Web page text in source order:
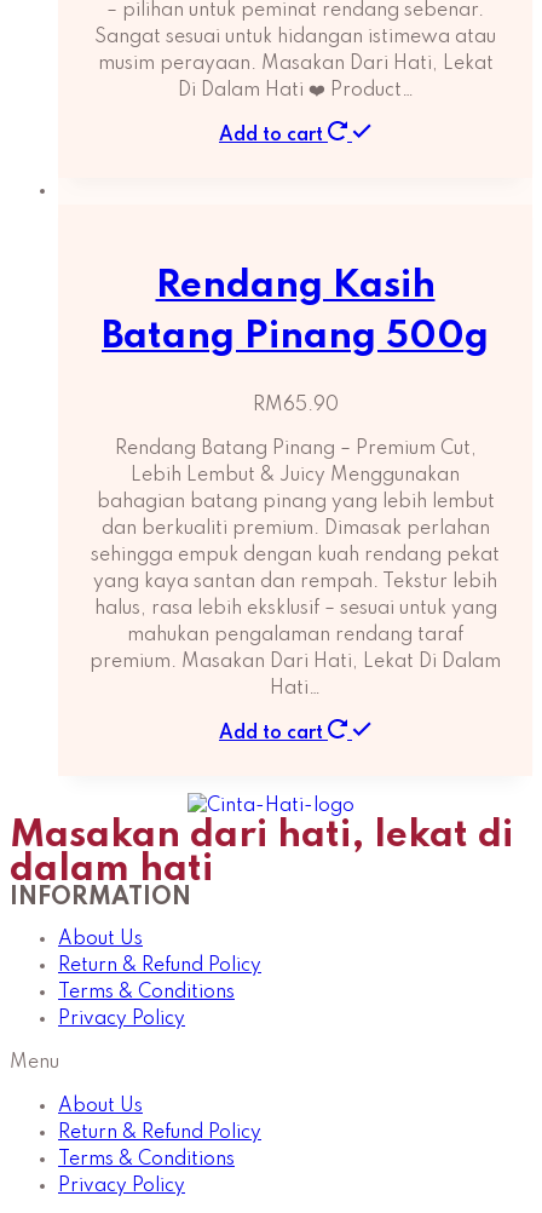
– pilihan untuk peminat rendang sebenar.
Sangat sesuai untuk hidangan istimewa atau
musim perayaan. Masakan Dari Hati, Lekat
Di Dalam Hati ❤️ Product…
Add to cart
Rendang Kasih
Batang Pinang 500g
RM65.90
Rendang Batang Pinang – Premium Cut,
Lebih Lembut & Juicy Menggunakan
bahagian batang pinang yang lebih lembut
dan berkualiti premium. Dimasak perlahan
sehingga empuk dengan kuah rendang pekat
yang kaya santan dan rempah. Tekstur lebih
halus, rasa lebih eksklusif – sesuai untuk yang
mahukan pengalaman rendang taraf
premium. Masakan Dari Hati, Lekat Di Dalam
Hati…
Add to cart
Masakan dari hati, lekat di
dalam hati
INFORMATION
About Us
Return & Refund Policy
Terms & Conditions
Privacy Policy
Menu
About Us
Return & Refund Policy
Terms & Conditions
Privacy Policy